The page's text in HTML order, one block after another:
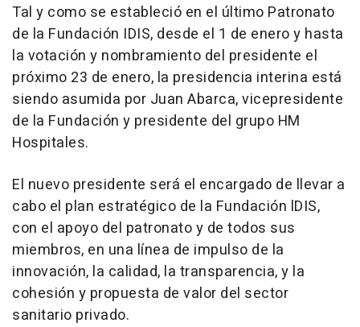
Tal y como se estableció en el último Patronato
de la Fundación IDIS, desde el 1 de enero y hasta
la votación y nombramiento del presidente el
próximo 23 de enero, la presidencia interina está
siendo asumida por Juan Abarca, vicepresidente
de la Fundación y presidente del grupo HM
Hospitales.
El nuevo presidente será el encargado de llevar a
cabo el plan estratégico de la Fundación lDIS,
con el apoyo del patronato y de todos sus
miembros, en una línea de impulso de la
innovación, la calidad, la transparencia, y la
cohesión y propuesta de valor del sector
sanitario privado.